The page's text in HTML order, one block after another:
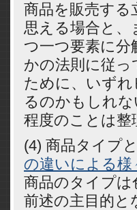
商品を販売する
思える場合と
つ一つ要素に分
かの法則に従
ために、いず
るのかもしれ
程度のことは整
(4) 商品タイプ
の違いによる様
商品のタイプ
前述の主目的と